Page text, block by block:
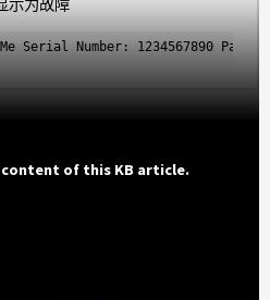
示为故障
Serial Number: 1234567890 Part
of this KB article.